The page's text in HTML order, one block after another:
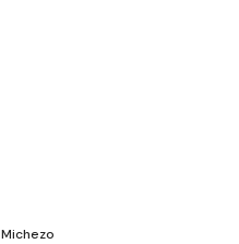
Michezo